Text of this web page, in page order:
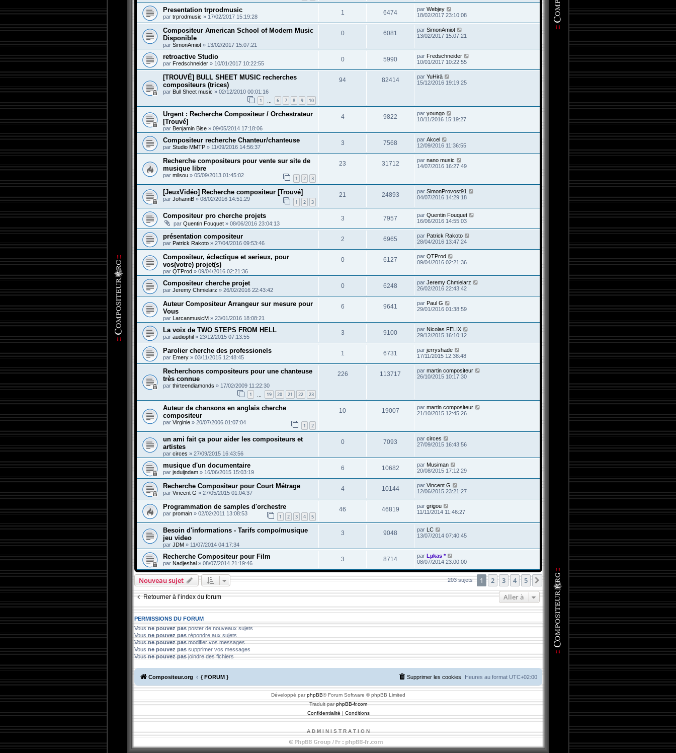
Presentation trprodmusic
par trprodmusic » 17/02/2017 15:19:28
1 6474 par Webjey
18/02/2017 23:10:08
Compositeur American School of Modern Music
Disponible
par SimonAmiot » 13/02/2017 15:07:21
0 6081 par SimonAmiot
13/02/2017 15:07:21
retroactive Studio
par Fredschneider » 10/01/2017 10:22:55
0 5990 par Fredschneider
10/01/2017 10:22:55
[TROUVÉ] BULL SHEET MUSIC recherches
compositeurs (trices)
par Bull Sheet music » 02/12/2010 00:01:16
1 6 7 8 9 10
94 82414 par YuHirà
15/12/2016 19:19:25
Urgent : Recherche Compositeur / Orchestrateur
[Trouvé]
par Benjamin Bise » 09/05/2014 17:18:06
4 9822 par youngo
10/11/2016 15:19:27
Compositeur recherche Chanteur/chanteuse
par Studio MMTP » 11/09/2016 14:56:37
3 7568 par Akcel
12/09/2016 11:36:55
Recherche compositeurs pour vente sur site de
musique libre
par milsou » 05/09/2013 01:45:02 1 2 3
23 31712 par nano music
14/07/2016 16:27:49
[JeuxVidéo] Recherche compositeur [Trouvé]
par JohannB » 08/02/2016 14:51:29 1 2 3
21 24893 par SimonProvost91
04/07/2016 14:29:18
Compositeur pro cherche projets
par Quentin Fouquet » 08/06/2016 23:04:13
3 7957 par Quentin Fouquet
16/06/2016 14:55:03
présentation compositeur
par Patrick Rakoto » 27/04/2016 09:53:46
2 6965 par Patrick Rakoto
28/04/2016 13:47:24
Compositeur, éclectique et serieux, pour
vos(votre) projet(s)
par QTProd » 09/04/2016 02:21:36
0 6127 par QTProd
09/04/2016 02:21:36
Compositeur cherche projet
par Jeremy Chmielarz » 26/02/2016 22:43:42
0 6248 par Jeremy Chmielarz
26/02/2016 22:43:42
Auteur Compositeur Arrangeur sur mesure pour
Vous
par LarcanmusicM » 23/01/2016 18:08:21
6 9641 par Paul G
29/01/2016 01:38:59
La voix de TWO STEPS FROM HELL
par audiophil » 23/12/2015 07:13:55
3 9100 par Nicolas FELIX
29/12/2015 16:10:12
Parolier cherche des professionels
par Emery » 03/11/2015 12:48:45
1 6731 par jerryshade
17/11/2015 12:38:48
Recherchons compositeurs pour une chanteuse
très connue
par thirteendiamonds » 17/02/2009 11:22:30
1 19 20 21 22 23
226 113717 par martin compositeur
26/10/2015 10:17:30
Auteur de chansons en anglais cherche
compositeur
par Virginie » 20/07/2006 01:07:04 1 2
10 19007 par martin compositeur
21/10/2015 12:45:26
un ami fait ça pour aider les compositeurs et
artistes
par circes » 27/09/2015 16:43:56
0 7093 par circes
27/09/2015 16:43:56
musique d'un documentaire
par jsduijndam » 16/06/2015 15:03:19
6 10682 par Musiman
20/08/2015 17:12:29
Recherche Compositeur pour Court Métrage
par Vincent G » 27/05/2015 01:04:37
4 10144 par Vincent G
12/06/2015 23:21:27
Programmation de samples d'orchestre
par promain » 02/02/2011 13:08:53 1 2 3 4 5
46 46819 par grigou
11/11/2014 11:46:27
Besoin d'informations - Tarifs compo/musique
jeu video
par JDM » 11/07/2014 04:17:34
3 9048 par LC
13/07/2014 07:40:45
Recherche Compositeur pour Film
par Nadjeshal » 08/07/2014 21:19:46
3 8714 par Lµkas *
08/07/2014 23:00:00
Nouveau sujet 203 sujets 1 2 3 4 5 Suivante
Retourner à l’index du forum Aller à
PERMISSIONS DU FORUM
Vousne pouvez pasposter de nouveaux sujets
Vous ne pouvez pas répondre aux sujets
Vousne pouvez pasmodifier vos messages
Vous ne pouvez pas supprimer vos messages
Vousne pouvez pasjoindre des fichiers
Compositeur.org { FORUM } Heures au format UTC+02:00
Supprimer les cookies
Développé parphpBB® Forum Software © phpBB Limited
Traduit parphpBB-fr.com
Confidentialité | Conditions
A D M I N I S T R A T I O N